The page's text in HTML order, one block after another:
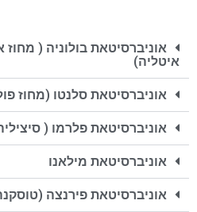
אוניברסיטאת בולוניה ( מחוז
איטליה)
אוניברסיטאת סלנטו (מחוז
אוניברסיטאת פלרמו (
אוניברסיטאת מילאנו
אוניברסיטאת פירנצה